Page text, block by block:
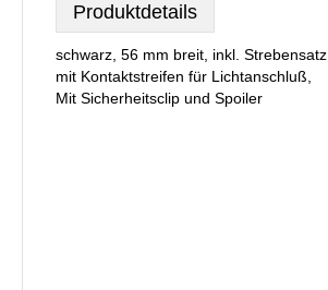
Produktdetails
schwarz, 56 mm breit, inkl. Strebensatz,
mit Kontaktstreifen für Lichtanschluß,
Mit Sicherheitsclip und Spoiler